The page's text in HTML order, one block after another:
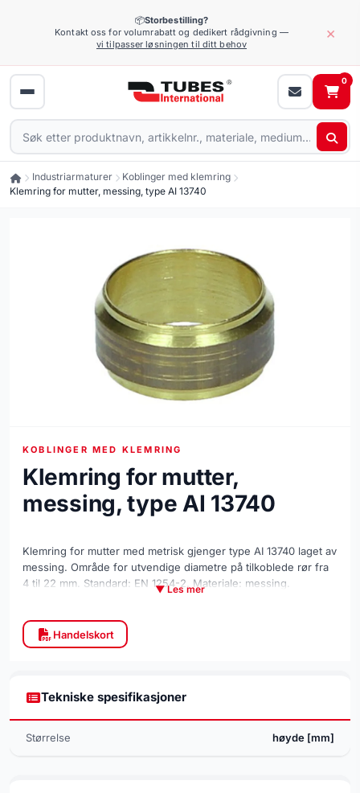
📦Storbestilling?
Kontakt oss for volumrabatt og dedikert rådgivning —
vi tilpasser løsningen til ditt behov
×
0
Industriarmaturer
Koblinger med klemring
Klemring for mutter, messing, type AI 13740
KOBLINGER MED KLEMRING
Klemring for mutter,
messing, type AI 13740
Klemring for mutter med metrisk gjenger type AI 13740 laget av
messing. Område for utvendige diametre på tilkoblede rør fra
4 til 22 mm. Standard: EN 1254-2. Materiale: messing.
▼ Les mer
Handelskort
Tekniske spesifikasjoner
Størrelse høyde [mm]